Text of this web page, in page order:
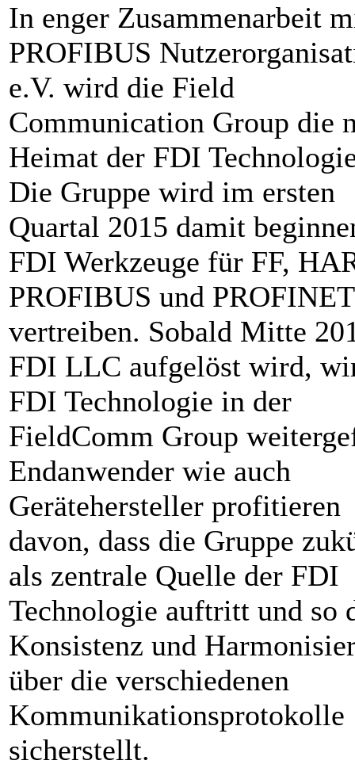
In enger Zusammenarbeit
PROFIBUS
e.V. wird die Field
Communication Group die
Heimat der FDI
Die Gruppe wird im ersten
Quartal 2015 damit
FDI Werkzeuge für FF,
PROFIBUS und
vertreiben. Sobald Mitte
FDI LLC aufgelöst wird,
FDI Technologie in der
FieldComm Group
Endanwender wie auch
Gerätehersteller profitieren
davon, dass die Gruppe
als zentrale Quelle der FDI
Technologie auftritt und so
Konsistenz und
über die verschiedenen
Kommunikationsprotokolle
sicherstellt.